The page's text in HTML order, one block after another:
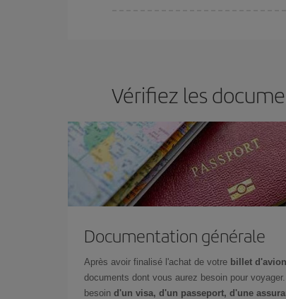
Vérifiez les
Documentation générale
Après avoir finalisé l'achat de votre billet d'avion
documents dont vous aurez besoin pour
besoin d'un visa, d'un passeport, d'une